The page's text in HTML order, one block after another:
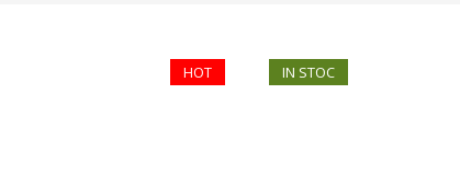
HOT IN STOC